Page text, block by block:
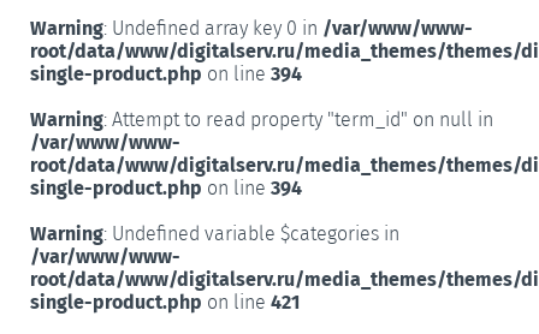
Warning: Undefined array key 0 in /var/www/www-
root/data/www/digitalserv.ru/media_themes/themes/
single-product.php on line 394
Warning: Attempt to read property "term_id" on null in
/var/www/www-
root/data/www/digitalserv.ru/media_themes/themes/
single-product.php on line 394
Warning: Undefined variable $categories in
/var/www/www-
root/data/www/digitalserv.ru/media_themes/themes/
single-product.php on line 421